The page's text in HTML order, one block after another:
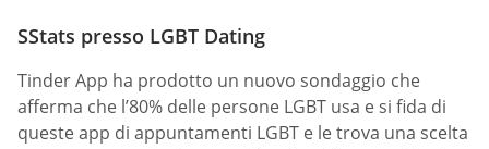
SStats presso LGBT Dating
Tinder App ha prodotto un nuovo sondaggio che
afferma che l’80% delle persone LGBT usa e si fida di
queste app di appuntamenti LGBT e le trova una scelta